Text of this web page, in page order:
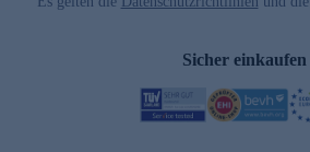
Sicher einkaufen